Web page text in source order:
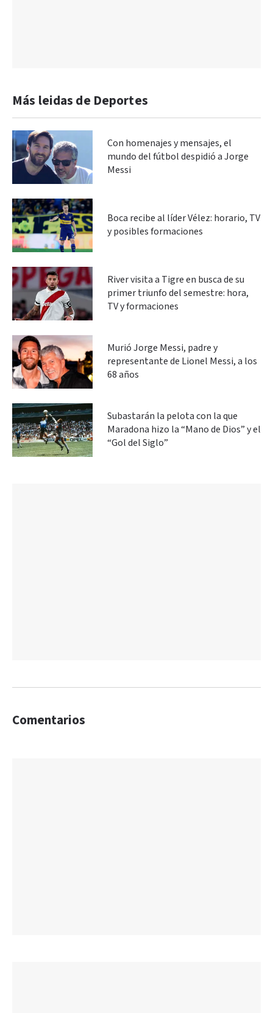
Más leidas de Deportes
Con homenajes y mensajes, el
mundo del fútbol despidió a Jorge
Messi
Boca recibe al líder Vélez: horario, TV
y posibles formaciones
River visita a Tigre en busca de su
primer triunfo del semestre: hora,
TV y formaciones
Murió Jorge Messi, padre y
representante de Lionel Messi, a los
68 años
Subastarán la pelota con la que
Maradona hizo la “Mano de Dios” y el
“Gol del Siglo”
Comentarios